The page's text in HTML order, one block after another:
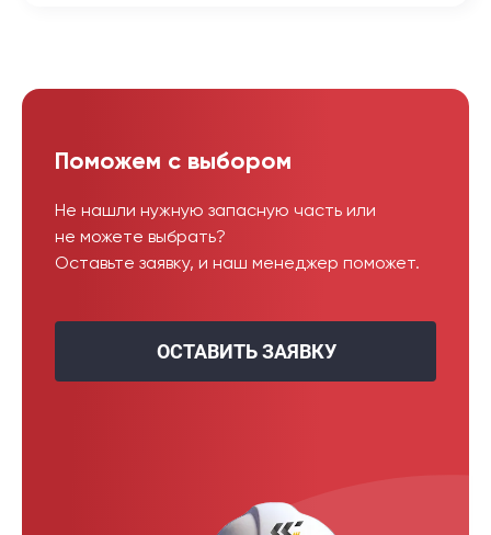
Поможем с выбором
Не нашли нужную запасную часть или
не можете выбрать?
Оставьте заявку, и наш менеджер поможет.
ОСТАВИТЬ ЗАЯВКУ